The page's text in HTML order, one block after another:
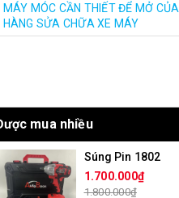
MÁY MÓC CẦN THIẾT ĐỂ MỞ CỦA
HÀNG SỬA CHỮA XE MÁY
mua nhiều
Súng Pin 1802
1.700.000₫
1.800.000₫